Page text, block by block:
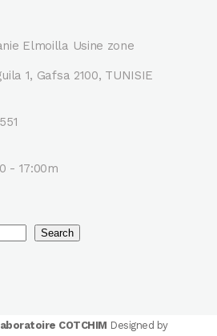
Elmoilla Usine zone
1, Gafsa 2100, TUNISIE
- 17:00m
Search
COTCHIM Designed by